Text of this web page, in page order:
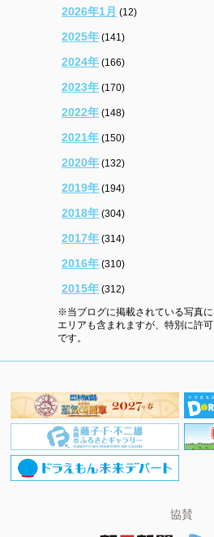
2026年1月 (12)
2025年 (141)
2024年 (166)
2023年 (170)
2022年 (148)
2021年 (150)
2020年 (132)
2019年 (194)
2018年 (304)
2017年 (314)
2016年 (310)
2015年 (312)
※当ブログに掲載されている写真
エリアも含まれますが、特別に許
です。
協賛